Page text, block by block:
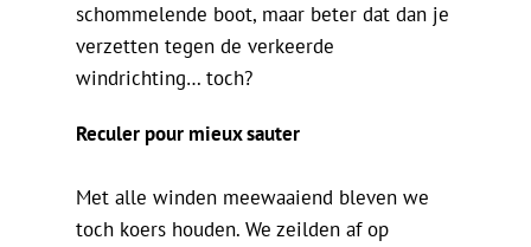
schommelende boot, maar beter dat dan je
verzetten tegen de verkeerde
windrichting… toch?
Reculer pour mieux sauter
Met alle winden meewaaiend bleven we
toch koers houden. We zeilden af op